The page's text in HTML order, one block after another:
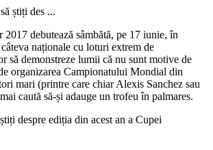
știți des ...
debutează sâmbătă, pe 17 iunie, în
naționale cu loturi extrem de
să demonstreze lumii că nu sunt motive de
organizarea Campionatului Mondial din
mari (printre care chiar Alexis Sanchez sau
caută să-și adauge un trofeu în palmares.
despre ediția din acest an a Cupei